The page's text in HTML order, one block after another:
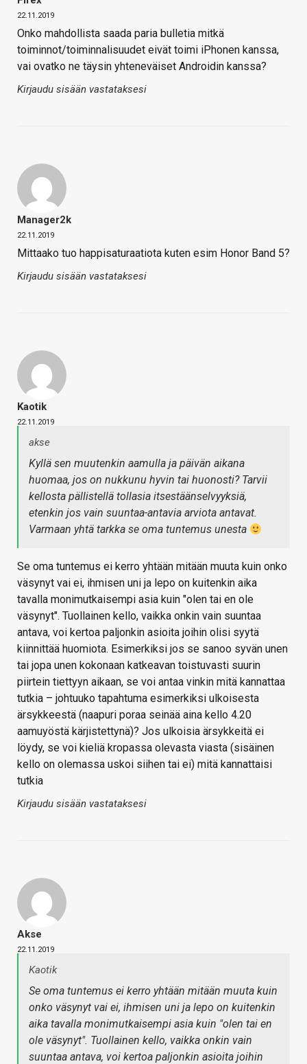
22.11.2019
Onko mahdollista saada paria bulletia mitkä
toiminnot/toiminnalisuudet eivät toimi iPhonen kanssa,
vai ovatko ne täysin yhteneväiset Androidin kanssa?
Kirjaudu sisään vastataksesi
Manager2k
22.11.2019
Mittaako tuo happisaturaatiota kuten esim Honor Band 5?
Kirjaudu sisään vastataksesi
Kaotik
22.11.2019
akse
Kyllä sen muutenkin aamulla ja päivän aikana
huomaa, jos on nukkunu hyvin tai huonosti? Tarvii
kellosta pällistellä tollasia itsestäänselvyyksiä,
etenkin jos vain suuntaa-antavia arviota antavat.
Varmaan yhtä tarkka se oma tuntemus unesta
Se oma tuntemus ei kerro yhtään mitään muuta kuin onko
väsynyt vai ei, ihmisen uni ja lepo on kuitenkin aika
tavalla monimutkaisempi asia kuin "olen tai en ole
väsynyt". Tuollainen kello, vaikka onkin vain suuntaa
antava, voi kertoa paljonkin asioita joihin olisi syytä
kiinnittää huomiota. Esimerkiksi jos se sanoo syvän unen
tai jopa unen kokonaan katkeavan toistuvasti suurin
piirtein tiettyyn aikaan, se voi antaa vinkin mitä kannattaa
tutkia – johtuuko tapahtuma esimerkiksi ulkoisesta
ärsykkeestä (naapuri poraa seinää aina kello 4.20
aamuyöstä kärjistettynä)? Jos ulkoisia ärsykkeitä ei
löydy, se voi kieliä kropassa olevasta viasta (sisäinen
kello on olemassa uskoi siihen tai ei) mitä kannattaisi
tutkia
Kirjaudu sisään vastataksesi
Akse
22.11.2019
Kaotik
Se oma tuntemus ei kerro yhtään mitään muuta kuin
onko väsynyt vai ei, ihmisen uni ja lepo on kuitenkin
aika tavalla monimutkaisempi asia kuin "olen tai en
ole väsynyt". Tuollainen kello, vaikka onkin vain
suuntaa antava, voi kertoa paljonkin asioita joihin